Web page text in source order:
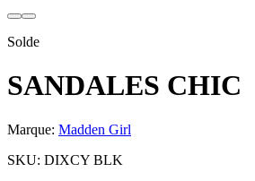
Solde
SANDALES CHIC
Marque: Madden Girl
SKU: DIXCY BLK